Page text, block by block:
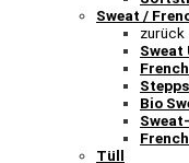
Sweat /
zurück
Sweat
Bio
Tüll